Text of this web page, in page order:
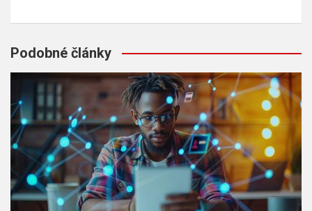
Podobné články